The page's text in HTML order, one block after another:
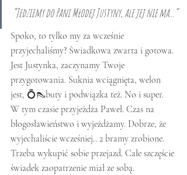
“Jedziemy do Pani Młodej Justyny, ale jej nie ma...”
Spoko, to tylko my za wcześnie
przyjechaliśmy? Świadkowa zwarta i gotowa.
Jest Justynka, zaczynamy Twoje
przygotowania. Suknia wciągnięta, welon
jest, 💍👠buty i podwiązka też. No i super.
W tym czasie przyjeżdża Paweł. Czas na
błogosławieństwo i wyjeżdżamy. Dobrze, że
wyjechaliście wcześniej.. 2 bramy zrobione.
Trzeba wykupić sobie przejazd. Całe szczęście
świadek zaopatrzenie miał ze sobą.